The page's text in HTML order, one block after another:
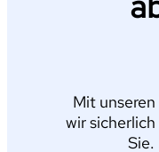
Mit
wir
Sie.